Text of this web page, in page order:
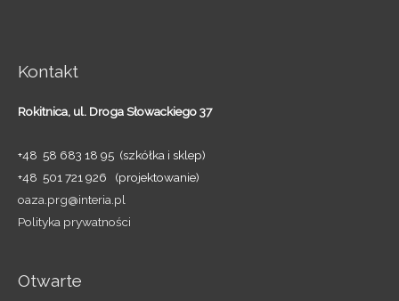
Kontakt
Rokitnica, ul. Droga Słowackiego 37
+48 58 683 18 95 (szkółka i sklep)
+48 501 721 926 (projektowanie)
oaza.prg@interia.pl
Polityka prywatności
Otwarte